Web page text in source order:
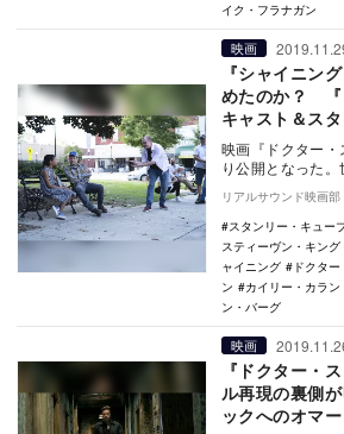
イク・フラナガン
映画
『シャイニン
めたのか？ 『
キャスト＆ス
映画『ドクター
り公開となった
スティーヴン・
る小説を、…
リアルサウンド映画部
スタンリー・キュー
スティーヴン・キング
ャイニング
ドクター
ン
カイリー・カラン
ン・バーグ
映画
『ドクター・
ル再現の裏側
ックへのオマ